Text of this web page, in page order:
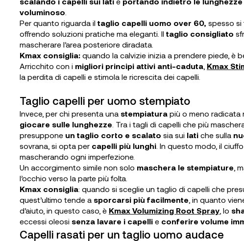
voluminoso
Per quanto riguarda il taglio capelli uomo over 60, spesso
offrendo soluzioni pratiche ma eleganti. Il taglio consigliato
mascherare l’area posteriore diradata.
Kmax consiglia: quando la calvizie inizia a prendere piede, è
Arricchito con i migliori principi attivi anti-caduta Kmax
la perdita di capelli e stimola le ricrescita dei capelli.
Taglio capelli per uomo stempiato
Invece, per chi presenta una stempiatura più o meno radicata
giocare sulle lunghezze . Tra i tagli di capelli che più
presuppone un taglio corto e scalato sia sui lati che sulla
sovrana, si opta per capelli più lunghi . In questo modo, il
mascherando ogni imperfezione.
Un accorgimento simile non solo maschera le stempiature ,
l’occhio verso la parte più folta.
Kmax consiglia: quando si sceglie un taglio di capelli che
quest’ultimo tende a sporcarsi più facilmente , in quanto
d’aiuto, in questo caso, è Kmax Volumizing Root Spray , lo
eccessi oleosi senza lavare i capelli e conferire volume
Capelli rasati per un taglio uomo audace